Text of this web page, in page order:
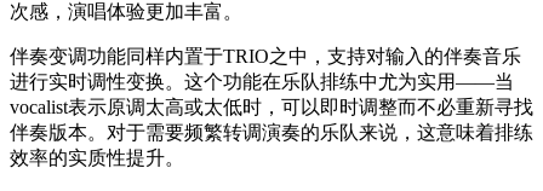
次感，演唱体验更加丰富。
伴奏变调功能同样内置于TRIO之中，支持对输入的伴奏音乐
进行实时调性变换。这个功能在乐队排练中尤为实用——当
vocalist表示原调太高或太低时，可以即时调整而不必重新寻找
伴奏版本。对于需要频繁转调演奏的乐队来说，这意味着排练
效率的实质性提升。